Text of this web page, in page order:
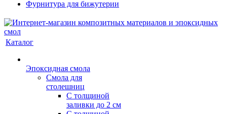
Фурнитура для бижутерии
Каталог
Эпоксидная смола
Смола для
столешниц
С толщиной
заливки до 2 см